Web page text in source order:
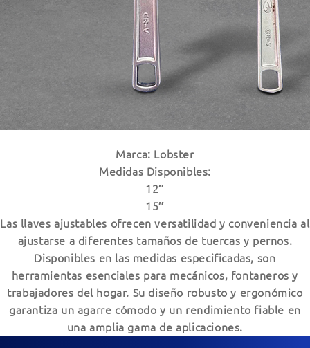
Marca: Lobster
Medidas Disponibles:
12″
15″
Las llaves ajustables ofrecen versatilidad y conveniencia al
ajustarse a diferentes tamaños de tuercas y pernos.
Disponibles en las medidas especificadas, son
herramientas esenciales para mecánicos, fontaneros y
trabajadores del hogar. Su diseño robusto y ergonómico
garantiza un agarre cómodo y un rendimiento fiable en
una amplia gama de aplicaciones.